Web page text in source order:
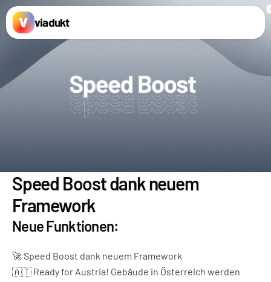
Speed Boost dank neuem
Framework
Neue Funktionen:
🚀 Speed Boost dank neuem Framework
🇦🇹 Ready for Austria! Gebäude in Österreich werden
viadukt